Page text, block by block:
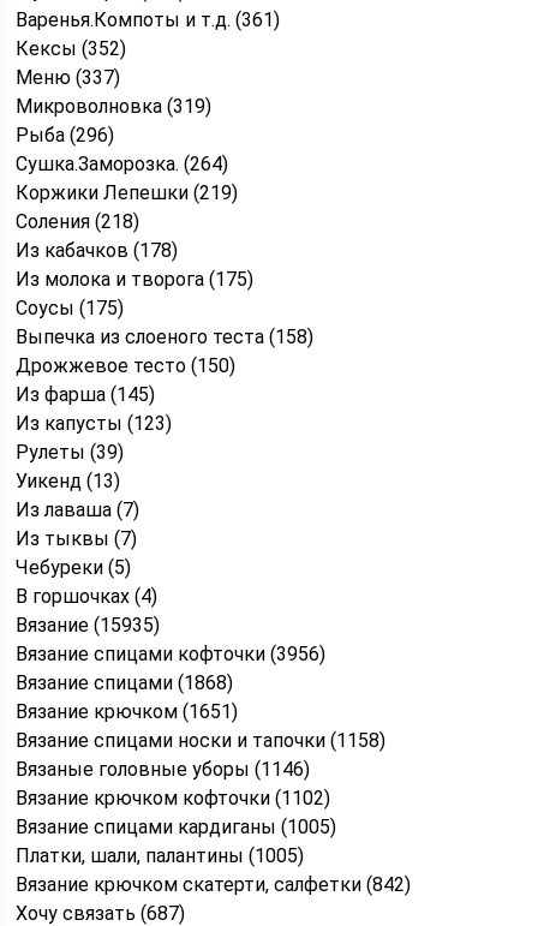
Варенья.Компоты и т.д. (361)
Кексы (352)
Меню (337)
Микроволновка (319)
Рыба (296)
Сушка.Заморозка. (264)
Коржики Лепешки (219)
Соления (218)
Из кабачков (178)
Из молока и творога (175)
Соусы (175)
Выпечка из слоеного теста (158)
Дрожжевое тесто (150)
Из фарша (145)
Из капусты (123)
Рулеты (39)
Уикенд (13)
Из лаваша (7)
Из тыквы (7)
Чебуреки (5)
В горшочках (4)
Вязание (15935)
Вязание спицами кофточки (3956)
Вязание спицами (1868)
Вязание крючком (1651)
Вязание спицами носки и тапочки (1158)
Вязаные головные уборы (1146)
Вязание крючком кофточки (1102)
Вязание спицами кардиганы (1005)
Платки, шали, палантины (1005)
Вязание крючком скатерти, салфетки (842)
Хочу связать (687)